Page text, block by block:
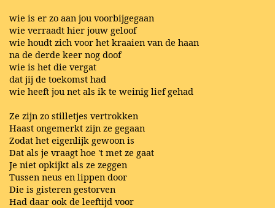
wie is er zo aan jou voorbijgegaan
wie verraadt hier jouw geloof
wie houdt zich voor het kraaien van de haan
na de derde keer nog doof
wie is het die vergat
dat jij de toekomst had
wie heeft jou net als ik te weinig lief gehad
Ze zijn zo stilletjes vertrokken
Haast ongemerkt zijn ze gegaan
Zodat het eigenlijk gewoon is
Dat als je vraagt hoe 't met ze gaat
Je niet opkijkt als ze zeggen
Tussen neus en lippen door
Die is gisteren gestorven
Had daar ook de leeftijd voor